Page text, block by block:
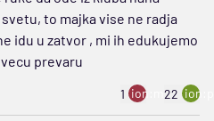
to majka vise ne radja
idu u zatvor , mi ih edukujemo
prevaru
1 ion:minus
22